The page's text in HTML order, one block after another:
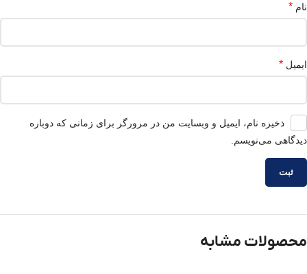
نام *
ایمیل *
ذخیره نام، ایمیل و وبسایت من در مرورگر برای زمانی که دوباره
دیدگاهی می‌نویسم.
محصولات مشابه